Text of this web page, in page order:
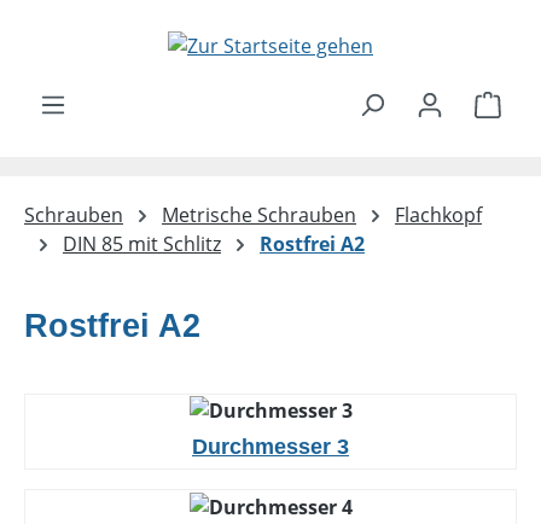
Zum Hauptinhalt springen
Schrauben Metrische Schrauben
Flachkopf
DIN 85 mit Schlitz
Rostfrei A2
Rostfrei A2
Durchmesser 3